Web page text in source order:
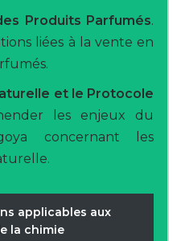
Produits Parfumés.
liées à la vente en
et le Protocole
les enjeux du
concernant les
applicables aux
la chimie